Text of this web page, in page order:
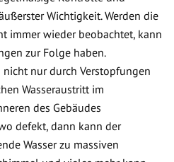
Wichtigkeit. Werden die
immer wieder beobachtet, kann
zur Folge haben.
nicht nur durch Verstopfungen
Wasseraustritt im
des Gebäudes
defekt, dann kann der
Wasser zu massiven